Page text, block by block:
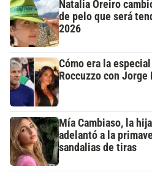
Natalia Oreiro
de pelo que será
2026
Cómo era la
Roccuzzo con
Mía Cambiaso, la
adelantó a la
sandalias de tiras